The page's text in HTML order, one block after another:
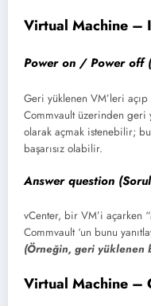
Virtual Machine –
Power on / Power off
Geri yüklenen VM’leri
Commvault üzerinden geri
olarak açmak istenebilir;
başarısız olabilir.
Answer question
vCenter, bir VM’i açarken
Commvault ‘un bunu
(Örneğin, geri yüklenen
Virtual Machine –